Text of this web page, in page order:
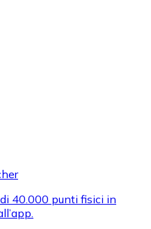
marchi preferiti con
40.000 punti fisici in